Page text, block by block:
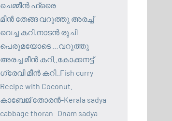
ചെമ്മീൻ ഫ്രൈ
മീൻ തേങ്ങ വറുത്തു അരച്ച്
വെച്ച കറി,നാടൻ രുചി
പെരുമയോടെ …വറുത്തു
അരച്ച മീൻ കറി..കോക്കനട്ട്
ഗ്രേവി മീൻ കറി..Fish curry
Recipe with Coconut.
കാബേജ് തോരൻ-Kerala sadya
cabbage thoran- Onam sadya